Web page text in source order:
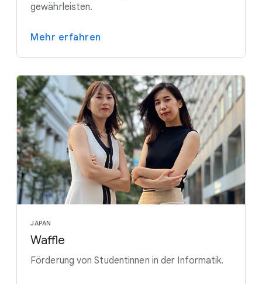
gewährleisten.
Mehr erfahren
JAPAN
Waffle
Förderung von Studentinnen in der Informatik.